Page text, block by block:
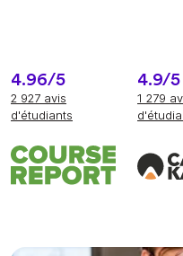
4.96/5
2 927 avis
d'étudiants
4.9/5
1 279